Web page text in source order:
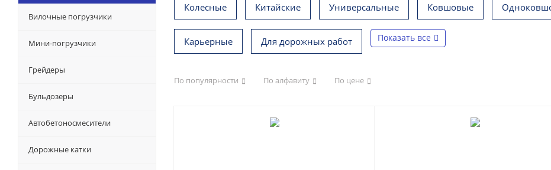
Колесные Китайские Универсальные Ковшовые
Карьерные Для дорожных работ Показать все
По популярности По алфавиту По цене
Вилочные погрузчики
Мини-погрузчики
Грейдеры
Бульдозеры
Автобетоносмесители
Дорожные катки